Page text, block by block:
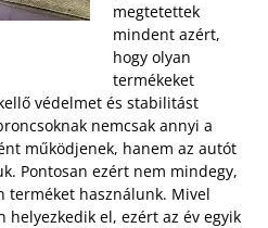
megtetettek
mindent azért,
hogy olyan
termékeket
védelmet és stabilitást
nemcsak annyi a
működjenek, hanem az autót
Pontosan ezért nem mindegy,
terméket használunk. Mivel
helyezkedik el, ezért az év egyik